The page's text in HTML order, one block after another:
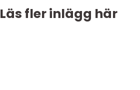
Läs fler inlägg här